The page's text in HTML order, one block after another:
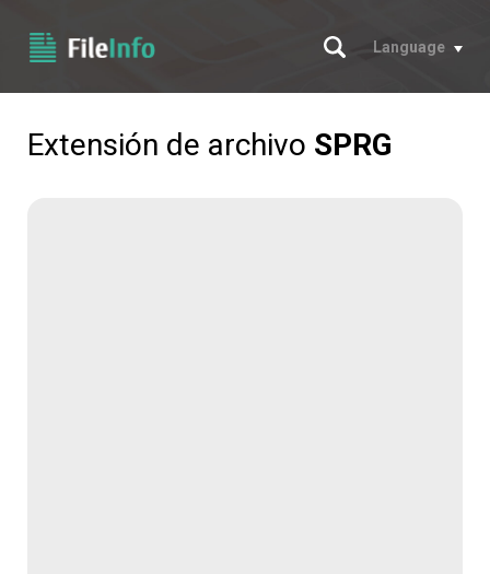
Buscar
Language
Extensión de archivo SPRG